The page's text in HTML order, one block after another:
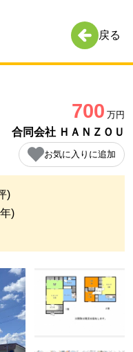
賃貸
戻る
700 万円
合同会社 ＨＡＮＺＯＵ
お気に入りに追加
)
)